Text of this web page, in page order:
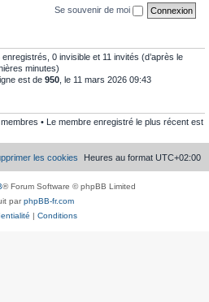
Se souvenir de moi
0 invisible et 11 invités (d’après le
minutes)
est de 950 , le 11 mars 2026 09:43
membres • Le membre enregistré le plus récent est
Heures au format UTC+02:00
les cookies
® Forum Software © phpBB Limited
parphpBB-fr.com
| Conditions